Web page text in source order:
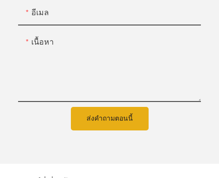
อีเมล
เนื้อหา
ส่งคำถามตอนนี้